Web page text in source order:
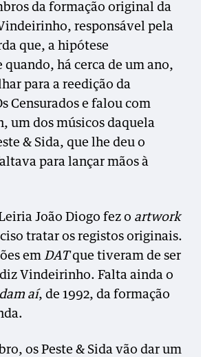
da formação original da
responsável pela
que, a hipótese
quando, há cerca de um ano,
para a reedição da
Censurados e falou com
um dos músicos daquela
& Sida, que lhe deu o
para lançar mãos à
João Diogo fez o artwork
tratar os registos originais.
emDATque tiveram de ser
Vindeirinho. Falta ainda o
aí, de 1992, da formação
os Peste & Sida vão dar um